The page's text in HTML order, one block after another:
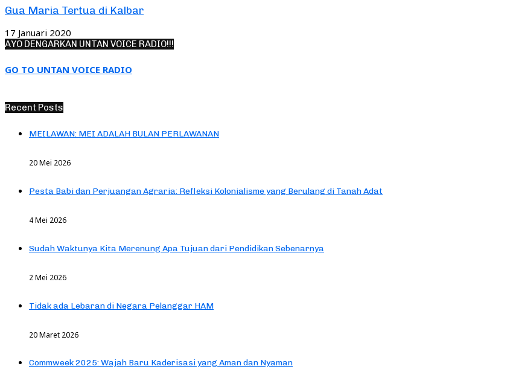
Gua Maria Tertua di Kalbar
17 Januari 2020
AYO DENGARKAN UNTAN VOICE RADIO!!!
GO TO UNTAN VOICE RADIO
Recent Posts
MEILAWAN: MEI ADALAH BULAN PERLAWANAN
20 Mei 2026
Pesta Babi dan Perjuangan Agraria: Refleksi Kolonialisme yang Berulang di Tanah Adat
4 Mei 2026
Sudah Waktunya Kita Merenung Apa Tujuan dari Pendidikan Sebenarnya
2 Mei 2026
Tidak ada Lebaran di Negara Pelanggar HAM
20 Maret 2026
Commweek 2025: Wajah Baru Kaderisasi yang Aman dan Nyaman